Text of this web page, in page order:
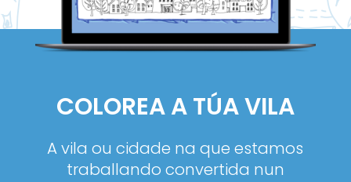
COLOREA A TÚA VILA
A vila ou cidade na que estamos
traballando convertida nun